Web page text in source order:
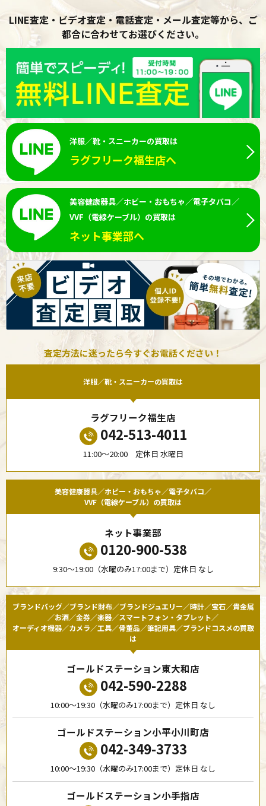
LINE査定・ビデオ査定・電話査定・メール査定等から、ご
都合に合わせてお選びください。
洋服／靴・スニーカーの買取は
ラグフリーク福生店へ
美容健康器具／ホビー・おもちゃ／電子タバコ／
VVF（電線ケーブル）の買取は
ネット事業部へ
査定方法に迷ったら今すぐお電話ください！
洋服／靴・スニーカーの買取は
ラグフリーク福生店
042-513-4011
11:00〜20:00 定休日 水曜日
美容健康器具／ホビー・おもちゃ／電子タバコ／
VVF（電線ケーブル）の買取は
ネット事業部
0120-900-538
9:30〜19:00（水曜のみ17:00まで）定休日 なし
ブランドバッグ／ブランド財布／ブランドジュエリー／時計／宝石／貴金属
／お酒／金券／楽器／スマートフォン・タブレット／
オーディオ機器／カメラ／工具／骨董品／筆記用具／ブランドコスメの買取
は
ゴールドステーション東大和店
042-590-2288
10:00〜19:30（水曜のみ17:00まで）定休日 なし
ゴールドステーション小平小川町店
042-349-3733
10:00〜19:30（水曜のみ17:00まで）定休日 なし
ゴールドステーション小手指店